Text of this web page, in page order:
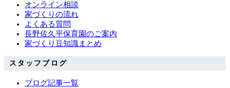
オンライン相談
家づくりの流れ
よくある質問
長野佐久平保育園のご案内
家づくり豆知識まとめ
スタッフブログ
ブログ記事一覧